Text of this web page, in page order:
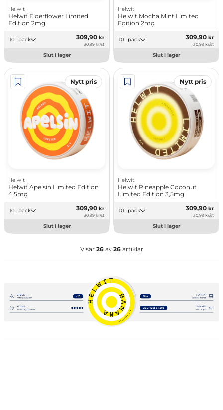
Helwit
Helwit Elderflower Limited
Edition 2mg
10 -pack 309,90 kr
30,99 kr/st
Slut i lager
Helwit
Helwit Mocha Mint Limited
Edition 2mg
10 -pack 309,90 kr
30,99 kr/st
Slut i lager
Nytt pris
Helwit
Helwit Apelsin Limited Edition
4,5mg
10 -pack 309,90 kr
30,99 kr/st
Slut i lager
Nytt pris
Helwit
Helwit Pineapple Coconut
Limited Edition 3,5mg
10 -pack 309,90 kr
30,99 kr/st
Slut i lager
Visar 26av 26 artiklar